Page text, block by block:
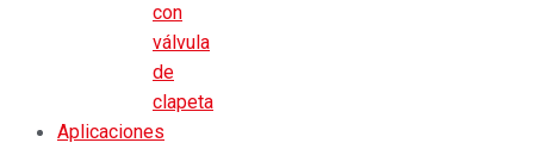
con
válvula
de
clapeta
Aplicaciones